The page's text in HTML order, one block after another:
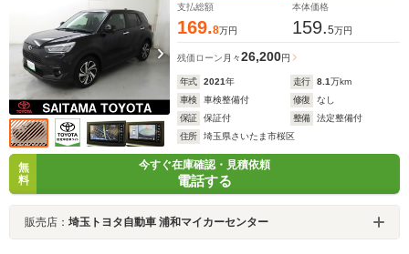
支払総額
169.8万円
本体価格
159.5万円
残価ローン 月々26,200円
年式 2021年 走行 8.1万km
車検
車検整備付 修復
なし
保証
保証付 整備
法定整備付
住所
埼玉県さいたま市桜区
無
料
今すぐ在庫確認・見積依頼
電話する
販売店： 埼玉トヨタ自動車 浦和マイカーセンター